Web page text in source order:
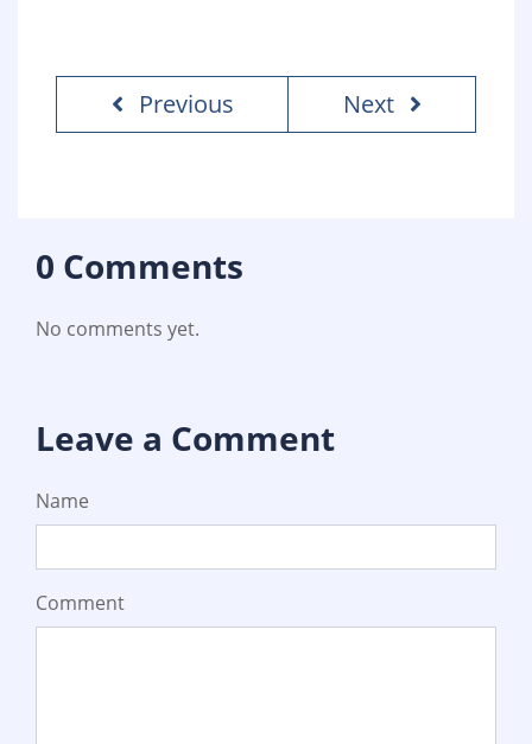
Previous Next
0 Comments
No comments yet.
Leave a Comment
Name
Comment